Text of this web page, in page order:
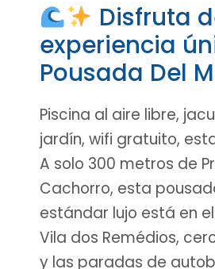
Disfruta
experiencia
Pousada Del
Piscina al aire libre,
jardín, wifi gratuito,
A solo 300 metros de
Cachorro, esta
estándar lujo está en
Vila dos Remédios,
y las paradas de